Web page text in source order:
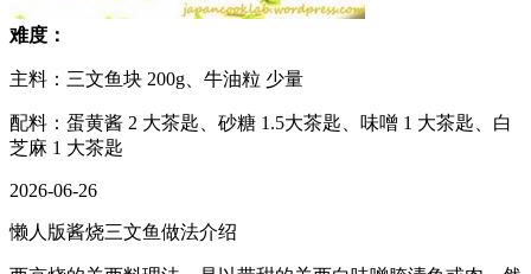
难度：
主料：三文鱼块 200g、牛油粒 少量
配料：蛋黄酱 2 大茶匙、砂糖 1.5大茶匙、味噌 1 大茶匙、白
芝麻 1 大茶匙
2026-06-26
懒人版酱烧三文鱼做法介绍